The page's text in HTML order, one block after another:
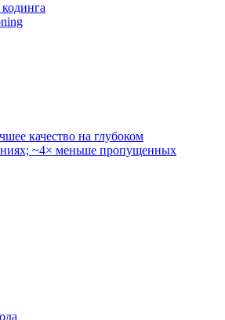
качество на глубоком
~4× меньше пропущенных